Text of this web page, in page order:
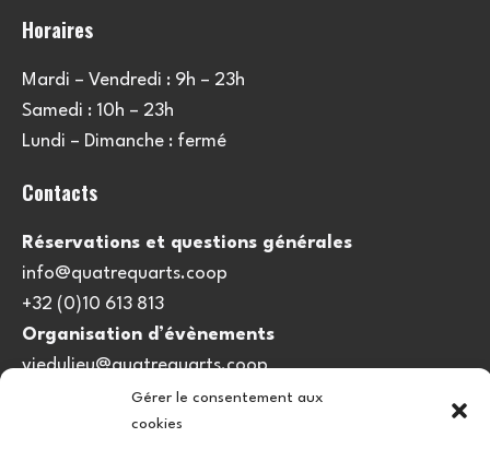
Gérer le consentement aux
cookies
Horaires
Mardi – Vendredi : 9h – 23h
Samedi : 10h – 23h
Lundi – Dimanche : fermé
Contacts
Réservations et questions générales
info@quatrequarts.coop
+32 (0)10 613 813
Organisation d’évènements
viedulieu@quatrequarts.coop